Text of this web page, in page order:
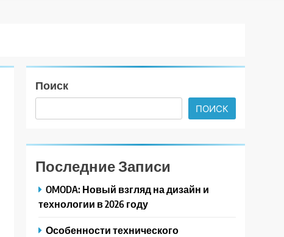
Поиск
ПОИСК
Последние Записи
OMODA: Новый взгляд на дизайн и
технологии в 2026 году
Особенности технического